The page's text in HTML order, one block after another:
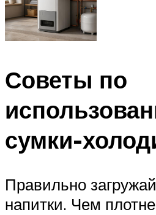
Советы по
сумки-
Правильно
напитки. Чем